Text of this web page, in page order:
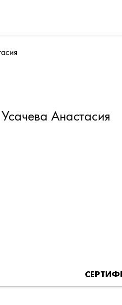
Усачева Анастасия